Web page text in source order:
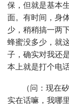
保，但就是基本
面。有时间，身
少，稍稍搞一两
蜂蜜没多少，就
子，确实对我还
本上就是打个电
（问：现在
实在话嘛，我哪